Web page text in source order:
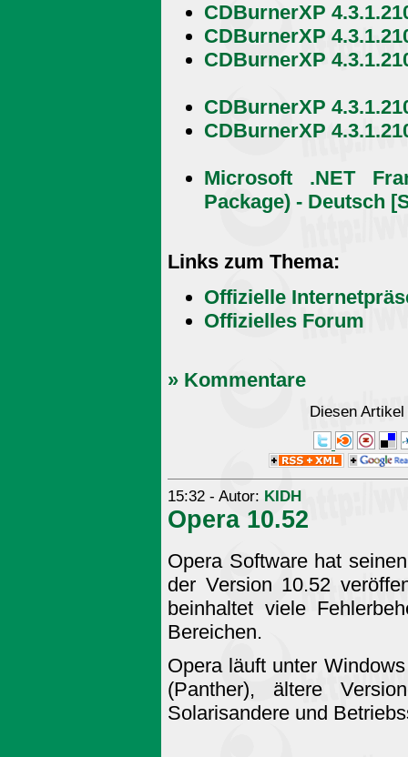
CDBurnerXP
CDBurnerXP
CDBurnerXP
CDBurnerXP
CDBurnerXP
Microsoft .NET
Package) - Deutsch
Links zum Thema:
Offizielle
Offizielles Forum
» Kommentare
Diesen
15:32 - Autor: KIDH
Opera 10.52
Opera Software hat
der Version 10.52
beinhaltet viele
Bereichen.
Opera läuft unter
(Panther), ältere
Solarisandere und